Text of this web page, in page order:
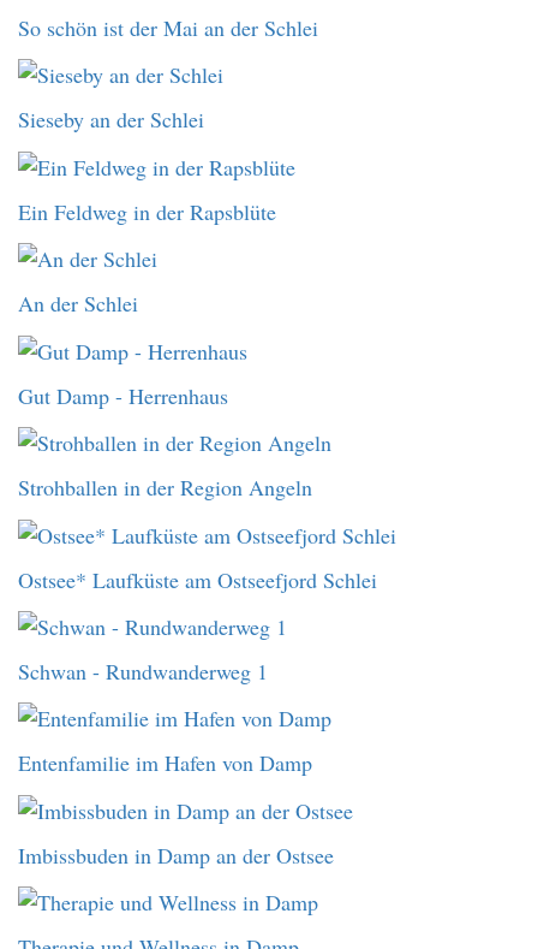
So schön ist der Mai an der Schlei
Sieseby an der Schlei
Ein Feldweg in der Rapsblüte
An der Schlei
Gut Damp - Herrenhaus
Strohballen in der Region Angeln
Ostsee* Laufküste am Ostseefjord Schlei
Schwan - Rundwanderweg 1
Entenfamilie im Hafen von Damp
Imbissbuden in Damp an der Ostsee